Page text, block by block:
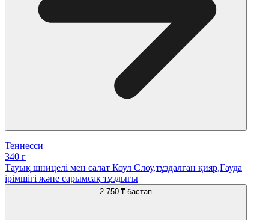
Теннесси
340 г
Тауық шницелі мен салат Коул Слоу,тұздалған қияр,Гауда
ірімшігі және сарымсақ тұздығы
2 750 ₸ бастап